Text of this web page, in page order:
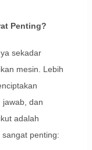
Penting?
sekadar
mesin. Lebih
dan
adalah
penting: